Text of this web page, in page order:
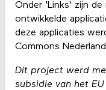
Onder 'Links' zijn de
ontwikkelde
deze applicaties
Commons
Dit project werd
subsidie van het